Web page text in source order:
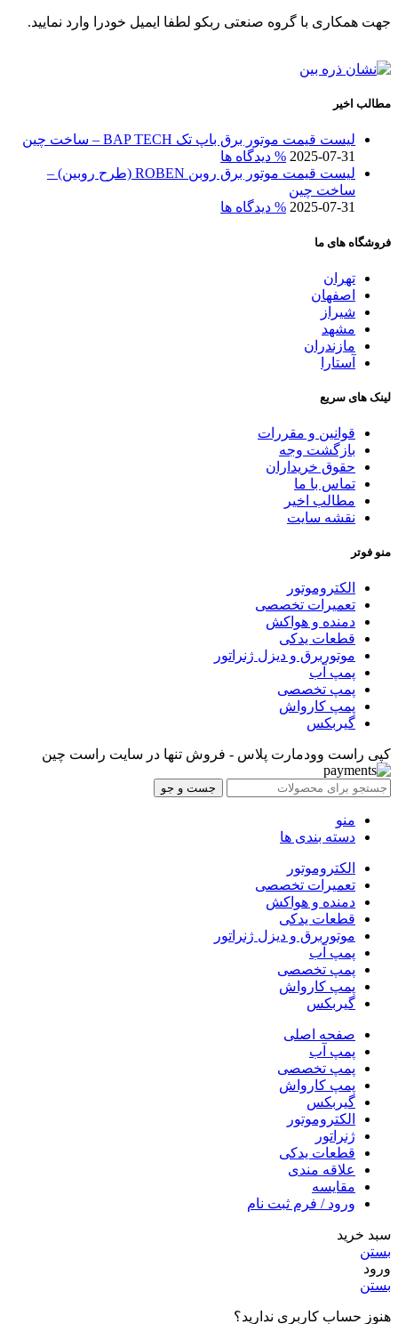
جهت همکاری با گروه صنعتی ربکو لطفا ایمیل خودرا وارد نمایید.
مطالب اخیر
لیست قیمت موتور برق باپ تک BAP TECH – ساخت چین
2025-07-31 % دیدگاه ها
لیست قیمت موتور برق روبن ROBEN (طرح روبین) –
ساخت چین
2025-07-31 % دیدگاه ها
فروشگاه های ما
تهران
اصفهان
شیراز
مشهد
مازندران
آستارا
لینک های سریع
قوانین و مقررات
بازگشت وجه
حقوق خریداران
تماس با ما
مطالب اخیر
نقشه سایت
منو فوتر
الکتروموتور
تعمیرات تخصصی
دمنده و هواکش
قطعات یدکی
موتوربرق و دیزل ژنراتور
پمپ آب
پمپ تخصصی
پمپ کارواش
گیربکس
کپی راست وودمارت پلاس - فروش تنها در سایت راست چین
جست و جو
منو
دسته بندی ها
الکتروموتور
تعمیرات تخصصی
دمنده و هواکش
قطعات یدکی
موتوربرق و دیزل ژنراتور
پمپ آب
پمپ تخصصی
پمپ کارواش
گیربکس
صفحه اصلی
پمپ آب
پمپ تخصصی
پمپ کارواش
گیربکس
الکتروموتور
ژنراتور
قطعات یدکی
علاقه مندی
مقایسه
ورود / فرم ثبت نام
سبد خرید
بستن
ورود
بستن
هنوز حساب کاربری ندارید؟